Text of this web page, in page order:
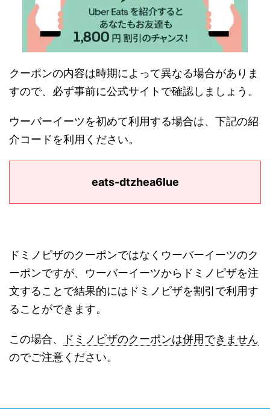
クーポンの内容は時期によって異なる場合がありま
すので、必ず事前に公式サイトで確認しましょう。
ウーバーイーツを初めて利用する場合は、下記の紹
介コードを利用ください。
eats-dtzhea6lue
ドミノピザのクーポンではなくウーバーイーツのク
ーポンですが、ウーバーイーツからドミノピザを注
文することで結果的にはドミノピザを割引で利用す
ることができます。
この場合、
ドミノピザのクーポンは併用できません
のでご注意ください。